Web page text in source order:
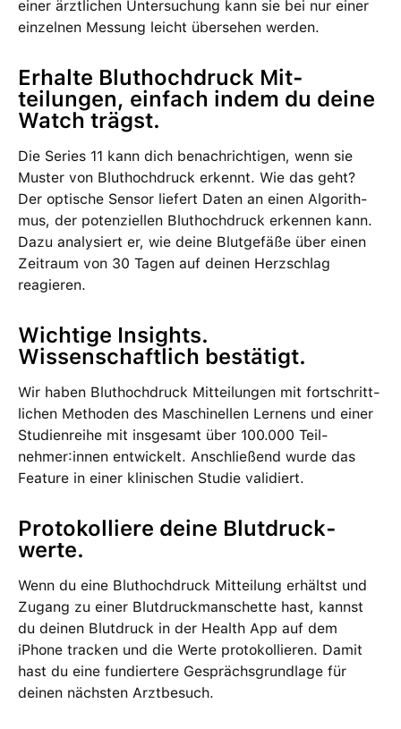
einer ärztlichen Unter­suchung kann sie bei nur einer
ein­zelnen Messung leicht übersehen werden.
Erhalte Bluthochdruck Mit­
teilungen, ein­fach indem du deine
Watch trägst.
Die Series 11 kann dich benach­richtigen, wenn sie
Muster von Bluthochdruck erkennt. Wie das geht?
Der optische Sensor liefert Daten an einen Algo­rith­
mus, der poten­ziellen Blut­hochdruck erkennen kann.
Dazu analysiert er, wie deine Blut­gefäße über einen
Zeit­raum von 30 Tagen auf deinen Herzschlag
reagieren.
Wichtige Insights.
Wissenschaftlich bestätigt.
Wir haben Bluthochdruck Mit­teilungen mit fort­schritt­
lichen Methoden des Maschinellen Lernens und einer
Studienreihe mit ins­ge­samt über 100.000 Teil­
nehmer:innen ent­wi­ckelt. Anschließend wurde das
Feature in einer klinischen Studie validiert.
Proto­kolliere deine Blutdruck­
werte.
Wenn du eine Bluthochdruck Mit­teilung erhältst und
Zugang zu einer Blutdruck­manschette hast, kannst
du deinen Blutdruck in der Health App auf dem
iPhone tracken und die Werte proto­kol­lieren. Damit
hast du eine fundiertere Ge­sprächs­grundlage für
deinen nächsten Arztbesuch.